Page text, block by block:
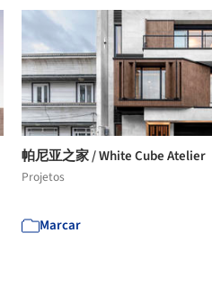
帕尼亚之家 / White Cube Atelier
Projetos
Marcar